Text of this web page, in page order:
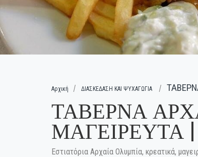
Αρχική ΔΙΑΣΚΕΔΑΣΗ ΚΑΙ ΨΥΧΑΓΩΓΙΑ
ΤΑΒΕΡΝΑ
ΜΑΓΕΙΡΕΥΤΑ
Εστιατόρια Αρχαία Ολυμπία, κρεατικά,